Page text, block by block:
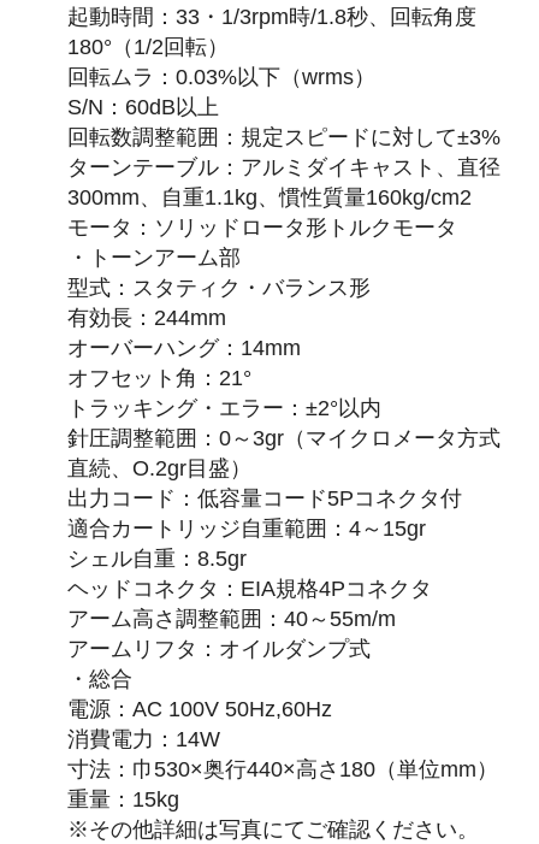
起動時間：33・1/3rpm時/1.8秒、回転角度
180°（1/2回転）
回転ムラ：0.03%以下（wrms）
S/N：60dB以上
回転数調整範囲：規定スピードに対して±3%
ターンテーブル：アルミダイキャスト、直径
300mm、自重1.1kg、慣性質量160kg/cm2
モータ：ソリッドロータ形トルクモータ
・トーンアーム部
型式：スタティク・バランス形
有効長：244mm
オーバーハング：14mm
オフセット角：21°
トラッキング・エラー：±2°以内
針圧調整範囲：0～3gr（マイクロメータ方式
直続、O.2gr目盛）
出力コード：低容量コード5Pコネクタ付
適合カートリッジ自重範囲：4～15gr
シェル自重：8.5gr
ヘッドコネクタ：EIA規格4Pコネクタ
アーム高さ調整範囲：40～55m/m
アームリフタ：オイルダンプ式
・総合
電源：AC 100V 50Hz,60Hz
消費電力：14W
寸法：巾530×奥行440×高さ180（単位mm）
重量：15kg
※その他詳細は写真にてご確認ください。